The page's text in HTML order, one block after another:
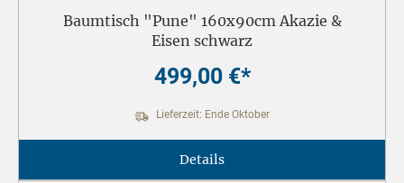
Baumtisch "Pune" 160x90cm Akazie &
Eisen schwarz
499,00 €*
Lieferzeit: Ende Oktober
Details